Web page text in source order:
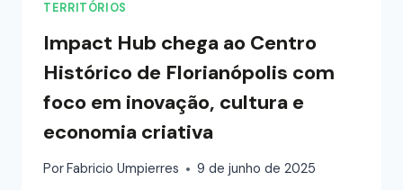
TERRITÓRIOS
Impact Hub chega ao Centro
Histórico de Florianópolis com
foco em inovação, cultura e
economia criativa
Por Fabricio Umpierres 9 de junho de 2025